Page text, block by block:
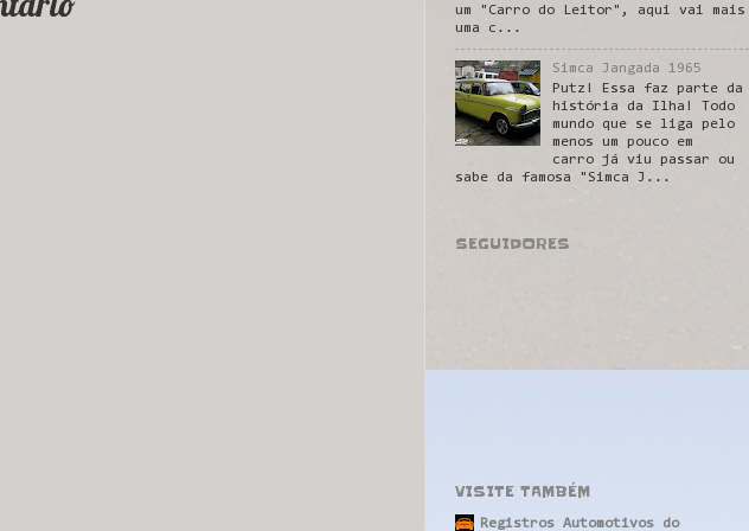
um "Carro do Leitor", aqui vai mais
uma c...
Simca Jangada 1965
Putz! Essa faz parte da
história da Ilha! Todo
mundo que se liga pelo
menos um pouco em
carro já viu passar ou
sabe da famosa "Simca J...
SEGUIDORES
VISITE TAMBÉM
Registros Automotivos do